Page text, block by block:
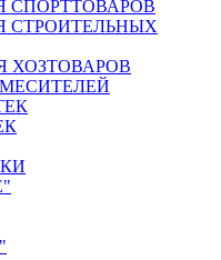
СПОРТТОВАРОВ
СТРОИТЕЛЬНЫХ
ХОЗТОВАРОВ